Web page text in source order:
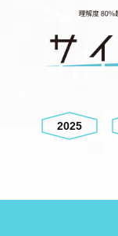
2025